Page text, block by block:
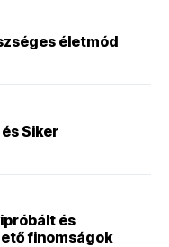
életmód
Siker
és
finomságok